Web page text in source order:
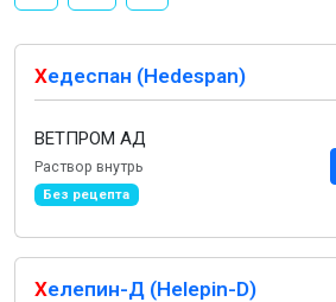
Хедеспан (Hedespan)
ВЕТПРОМ АД
Раствор внутрь
Без рецепта
Хелепин-Д (Helepin-D)